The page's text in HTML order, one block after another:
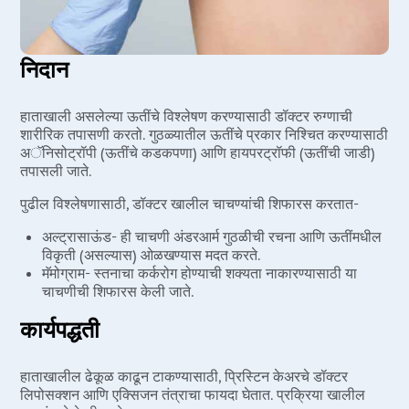
निदान
हाताखाली असलेल्या ऊतींचे विश्लेषण करण्यासाठी डॉक्टर रुग्णाची
शारीरिक तपासणी करतो. गुठळ्यातील ऊतींचे प्रकार निश्चित करण्यासाठी
अॅनिसोट्रॉपी (ऊतींचे कडकपणा) आणि हायपरट्रॉफी (ऊतींची जाडी)
तपासली जाते.
पुढील विश्लेषणासाठी, डॉक्टर खालील चाचण्यांची शिफारस करतात-
अल्ट्रासाऊंड- ही चाचणी अंडरआर्म गुठळीची रचना आणि ऊतींमधील
विकृती (असल्यास) ओळखण्यास मदत करते.
मॅमोग्राम- स्तनाचा कर्करोग होण्याची शक्यता नाकारण्यासाठी या
चाचणीची शिफारस केली जाते.
कार्यपद्धती
हाताखालील ढेकूळ काढून टाकण्यासाठी, प्रिस्टिन केअरचे डॉक्टर
लिपोसक्शन आणि एक्सिजन तंत्राचा फायदा घेतात. प्रक्रिया खालील